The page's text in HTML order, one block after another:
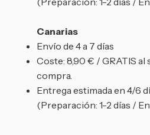
Canarias
Envío de 4 a 7 días
Coste: 8,90 € / GRATIS
compra.
Entrega estimada en 4/6
(Preparación: 1-2 días /